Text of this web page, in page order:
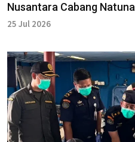
Nusantara Cabang Natuna
25 Jul 2026